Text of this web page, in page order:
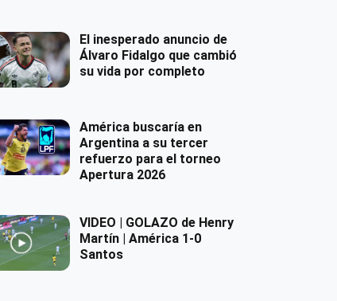
El inesperado anuncio de
Álvaro Fidalgo que cambió
su vida por completo
América buscaría en
Argentina a su tercer
refuerzo para el torneo
Apertura 2026
VIDEO | GOLAZO de Henry
Martín | América 1-0
Santos